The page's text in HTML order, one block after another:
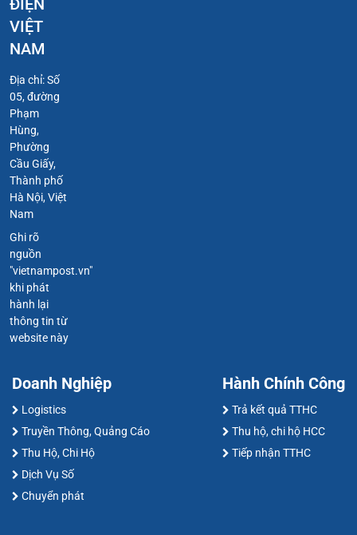
ĐIỆN
VIỆT
NAM
Địa chỉ: Số
05, đường
Phạm
Hùng,
Phường
Cầu Giấy,
Thành phố
Hà Nội, Việt
Nam
Ghi rõ
nguồn
"vietnampost.vn"
khi phát
hành lại
thông tin từ
website này
Doanh Nghiệp
Logistics
Truyền Thông, Quảng Cáo
Thu Hộ, Chi Hộ
Dịch Vụ Số
Chuyển phát
Hành Chính Công
Trả kết quả TTHC
Thu hộ, chi hộ HCC
Tiếp nhận TTHC